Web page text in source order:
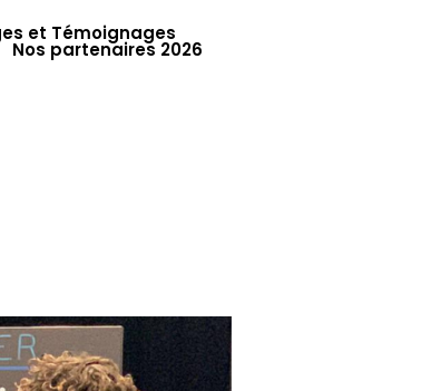
et Témoignages
Nos partenaires 2026